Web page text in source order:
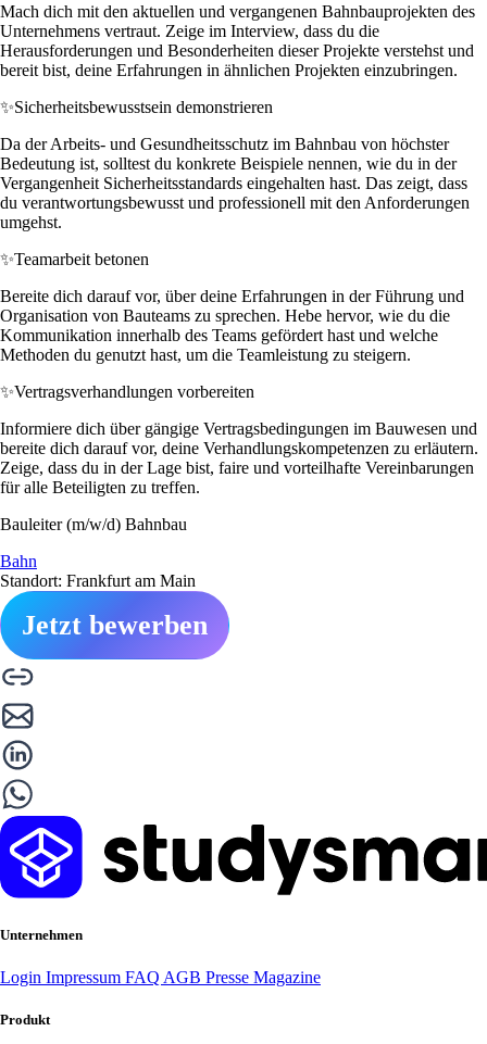
Mach dich mit den aktuellen und vergangenen Bahnbauprojekten des
Unternehmens vertraut. Zeige im Interview, dass du die
Herausforderungen und Besonderheiten dieser Projekte verstehst und
bereit bist, deine Erfahrungen in ähnlichen Projekten einzubringen.
✨Sicherheitsbewusstsein demonstrieren
Da der Arbeits- und Gesundheitsschutz im Bahnbau von höchster
Bedeutung ist, solltest du konkrete Beispiele nennen, wie du in der
Vergangenheit Sicherheitsstandards eingehalten hast. Das zeigt, dass
du verantwortungsbewusst und professionell mit den Anforderungen
umgehst.
✨Teamarbeit betonen
Bereite dich darauf vor, über deine Erfahrungen in der Führung und
Organisation von Bauteams zu sprechen. Hebe hervor, wie du die
Kommunikation innerhalb des Teams gefördert hast und welche
Methoden du genutzt hast, um die Teamleistung zu steigern.
✨Vertragsverhandlungen vorbereiten
Informiere dich über gängige Vertragsbedingungen im Bauwesen und
bereite dich darauf vor, deine Verhandlungskompetenzen zu erläutern.
Zeige, dass du in der Lage bist, faire und vorteilhafte Vereinbarungen
für alle Beteiligten zu treffen.
Bauleiter (m/w/d) Bahnbau
Bahn
Standort: Frankfurt am Main
Jetzt bewerben
Unternehmen
Login Impressum FAQ AGB Presse Magazine
Produkt